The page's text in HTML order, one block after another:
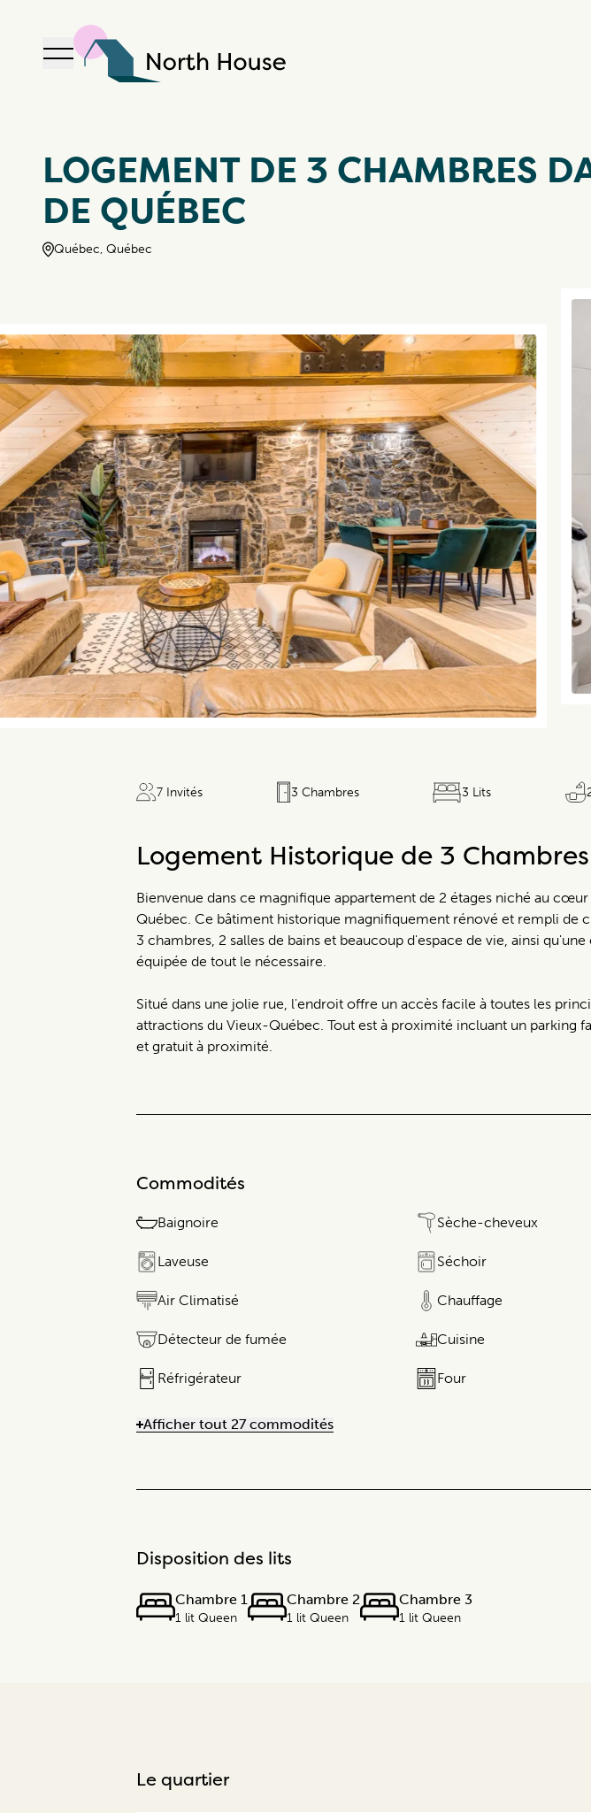
Ouvrir la navigation
LOGEMENT DE 3 CHAMBRES
DE QUÉBEC
Québec, Québec
7 Invités 3 Chambres 3 Lits
Logement Historique de 3 Chambres
Bienvenue dans ce magnifique appartement de 2 étages niché au
Québec. Ce bâtiment historique magnifiquement rénové et rempli de
3 chambres, 2 salles de bains et beaucoup d'espace de vie, ainsi qu'une
équipée de tout le nécessaire.
Situé dans une jolie rue, l'endroit offre un accès facile à toutes les
attractions du Vieux-Québec. Tout est à proximité incluant un parking
et gratuit à proximité.
Commodités
Baignoire Sèche-cheveux
Laveuse​​​‌ ‍ ​‍​‍‌‍ ‌ ​‍‌‍‍‌‌‍‌ ‌‍‍‌‌‍ ‍​‍​‍​ ‍‍​‍​‍ ‌ ​ ‌‍​‌‌‍ ‍‌‍‍‌‌ ‌​‌ ‍‌​‍ ‍‌‍‍‌‌‍ ​‍​‍​‍ ​​‍​‍‌‍‍​‌ ​‍‌‍‌‌‌‍‌‍​‍​‍​ ‍‍​‍​‍​‍ ‌ ​ ‌ ‌​‌ ‌‌‍‌​‌‍‍‌‌‍ ​‍ ‌‍‍‌‌‍ ‍‌ ‌​‌‍‌‌‌‍ ‍‌ ‌​​‍ ‌‍‌‌‌‍‌​‌‍‍‌‌ ‌​​‍ ‌‍ ‌‌‍ ‌‍‌​‌‍‌‌​ ‌‌ ​​‌ ​‍‌‍‌‌‌ ​ ‌‍‌‌‌‍ ‌ ‌​‌‍​‌‌ ‌​‌‍‍‌‌ ‍ ‌‍ ‍​ ‍ ‌‍‍‌‌‍‌​​ ‌​ ‍‌​ ​‌‌‍‌​​ ​​ ‌‍​ ​‌‍‌‌‌‍‌ ​‍ ‌​ ​ ‌‍‌‌‌‍‌‍​ ​‍​‍ ‌​ ‌​​ ‌‌​ ​ ‌‍​‍​‍ ‌‌‍​‌‍​ ​ ‌‍‌‍​‌​‍ ‌‌‍​‍​ ​ ‌‍​‌‌‍​‌​ ‍​​ ​ ​ ​‍​ ‌‍​‌‌‍​ ​ ‌​​ ‍​​ ‍ ‌ ‌​‌ ‍‌‌ ​​‌‍‌‌​ ‌‌‍​‌‌‍ ‌‌‍‌‌‌‍ ‌‍‌‌‌ ‌​‌ ‍ ‌​ ‍ ‌ ​​‌‍​‌‌ ‌​‌‍‍​​ ‌‌ ‌​‌‍‍‌‌ ‌​‌‍ ​‌‍‌‌​ ‌‍​‍‌ ‍​‌‌ ​ ‌‍‌‌‌‌‌‌‌ ​‍‌‍ ​​ ‌​‍‌‌​ ​‍‌​‌‍‌ ​ ‌ ‌​‌ ‌‌‌‍‌ ​‌‍‍‌‌‍ ​‍‌‍‌‍‍‌‌‍‌​​ ‌​ ‍‌​ ​‌‌‍‌​​ ​​ ‌‍​ ​‌‍‌‌‌ ‌‍​‍ ‌​ ​ ‌‍‌‌‌‍‌‍​ ​‍​‍ ‌​ ‌​ ​ ‌‌​ ​ ‌‍​‍​‍ ‌‌‍​‌‍​ ​ ‌‍‌‍​‌​‍ ‌‌‍​‍​ ​ ‌‍​‌‌‍​‌​ ‍​​ ​ ​ ​‍​ ‌‍​‌‌‍​ ​ ‌​​ ‍​​‍‌‍‌ ‌​‌ ‍‌‌ ​​‌‍‌‌​ ‌‌‍​‌‌‍ ‌‌‍‌‌‌‍ ‌‍‌‌ ‌​‌ ‍‌​‍‌‍‌ ​​‌‍​‌‌ ‌​‌‍‍​​ ‌‌ ‌​‌‍‍‌‌ ‌​‌‍ ​‌‍‌‌​‍​ Séchoir
Air Climatisé Chauffage
Détecteur de fumée Cuisine
Réfrigérateur​​​‌ ‍ ​‍​‍‌‍ ‌ ​‍‌‍‍‌‌‍‌ ‌‍‍‌‌‍ ‍​‍​‍​‍​‍‌ ​ ‌‍​‌‌‍ ‌‍‌‍‌‌ ‌​‌ ‍‌​‍ ‍‌‍‌‌‍ ​‍​‍​‍ ‌‍‍​‌ ​‍‌‍‌‌‌‍‌‍​‍​‍​ ‍‍​‍​‍​‍ ‌ ​ ‌ ‌​‌ ‌‌‌‍‌​‌‍‍‌‌‍ ​‍ ‌‍‍‌‌‍ ‍‌ ‌​‌‍‌‌‌‍ ‍‌ ‌​​‍ ‌‍‌‌‌‍‌​‌‍‍‌‌ ‌​​‍ ‌‍ ‌‌‍ ‌‍‌​‌‍‌‌​ ‌‌ ​​‌ ​‍‌‍‌‌‌ ​ ‌‍‌‌‌‍ ‌​‌‍​‌‌ ‌​‌‍‍‌‌‍ ‌‍ ‍​ ‍ ‌‍‍‌‌‍‌​​ ‌​ ‌ ​ ​ ​ ​‌​ ​‌​ ‍‌​ ​‍​ ​‍​ ​ ​‍ ‌​ ‌‍​ ‌‍​ ​ ‌‍‌‌​‍ ‌​ ‌​​ ​ ‌‍​ ​ ‌‍​‍ ‌‌‍‌​ ​ ‌‍‌‌‌‍‌‍​ ​‍​‍ ‌​ ‌​ ​ ‌‌​ ​ ‌‍​‍​‍ ‌‌‍​‌‍​ ​ ‌‍‌‍​‌​‍ ‌‌‍​‍​ ​ ‌‍​‌‌‍​‌​ ‍​​ ​ ​ ​‍​ ‌‍​‌‌‍​ ​ ‌​​ ‍​​‍‌‍‌ ‌​‌ ‍‌‌ ​​‌‍‌‌​ ‌‌‍​‌‌‍ ‌‌‍‌‌‌‍ ‌‍‌‌ ‌​‌ ‍‌​‍‌‍‌ ​​‌‍​‌‌ ‌​‌‍‍​​ ‌‌ ‌​‌‍‍‌‌ ‌​‌‍ ​‌‍‌‌​‍​‍‌ ‌ Four
Afficher tout 27 commodités
Disposition des lits
Chambre 1
1 lit Queen
Chambre 2
1 lit Queen
Chambre 3
1 lit Queen
Le quartier